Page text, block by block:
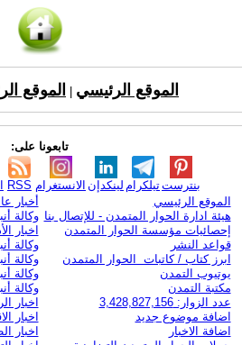
الموقع الرئيسي الموقع
تابعونا على:
RSS الانستغرام لينكدإن تيلكرامبنترست
الموقع الرئيسي
هيئة ادارة الحوار المتمدن - للإتصال بنا
إحصائيات مؤسسة الحوار المتمدن
قواعد النشر
ابرز كتاب / كاتبات الحوار المتمدن
يوتيوب التمدن
مكتبة التمدن
عدد الزوار: 3,428,827,156
اضافة موضوع جديد
اضافة الاخبار
أخبار
وكالة
اخبار
وكالة
وكالة
وكالة
وكالة
اخبار
اخبار
اخبار